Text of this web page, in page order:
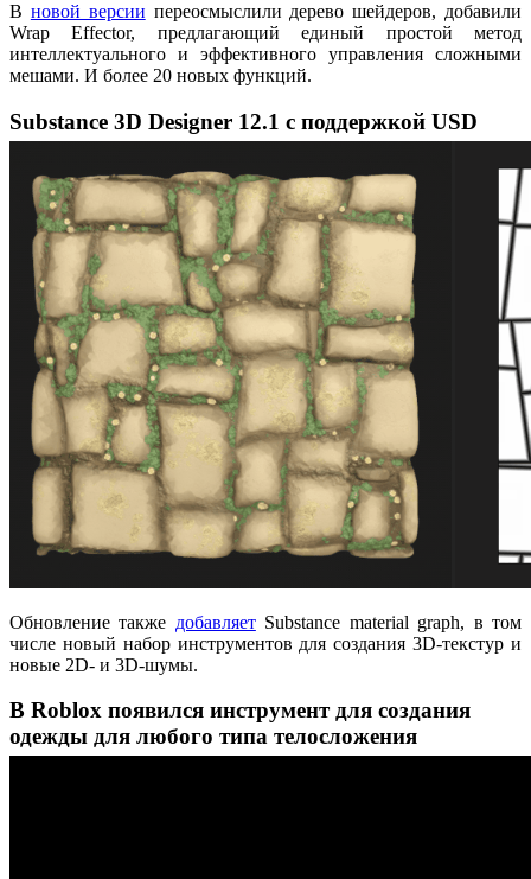
В новой версии переосмыслили дерево шейдеров, добавили
Wrap Effector, предлагающий единый простой метод
интеллектуального и эффективного управления сложными
мешами. И более 20 новых функций.
Substance 3D Designer 12.1 с поддержкой USD
Обновление также добавляетSubstance material graph, в том
числе новый набор инструментов для создания 3D-текстур и
новые 2D- и 3D-шумы.
В Roblox появился инструмент для создания
одежды для любого типа телосложения